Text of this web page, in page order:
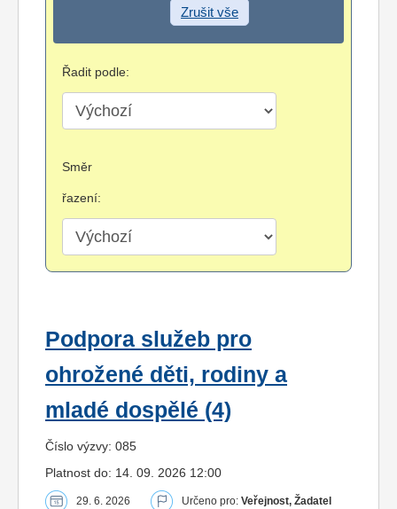
Zrušit vše
Řadit podle:
Směr
řazení:
Podpora služeb pro
ohrožené děti, rodiny a
mladé dospělé (4)
Číslo výzvy: 085
Platnost do: 14. 09. 2026 12:00
29. 6. 2026 Určeno pro: Veřejnost, Žadatel